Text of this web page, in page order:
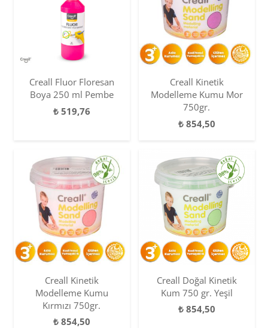
Creall Fluor Floresan
Boya 250 ml Pembe
₺519,76
Creall Kinetik
Modelleme Kumu Mor
750gr.
₺854,50
Creall Kinetik
Modelleme Kumu
Kırmızı 750gr.
₺854,50
Creall Doğal Kinetik
Kum 750 gr. Yeşil
₺854,50